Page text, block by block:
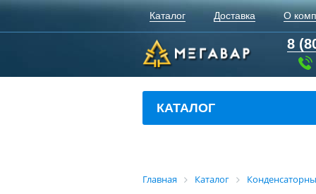
Каталог Доставка О
8
КАТАЛОГ
Главная Каталог